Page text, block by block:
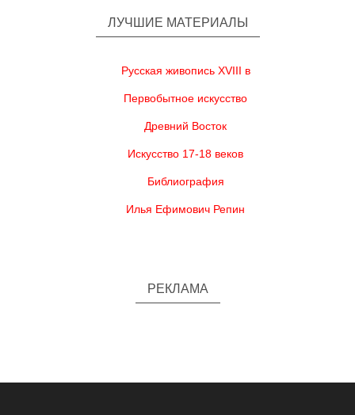
ЛУЧШИЕ МАТЕРИАЛЫ
Русская живопись XVIII в
Первобытное искусство
Древний Восток
Искусство 17-18 веков
Библиография
Илья Ефимович Репин
РЕКЛАМА